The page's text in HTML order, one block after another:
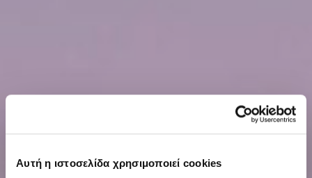
Αυτή η ιστοσελίδα χρησιμοποιεί cookies